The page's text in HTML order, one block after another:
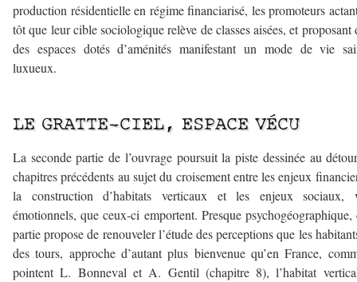
production résidentielle en régime financiarisé, les promoteurs
tôt que leur cible sociologique relève de classes aisées, et proposant
des espaces dotés d’aménités manifestant un mode de vie
luxueux.
LE GRATTE-CIEL, ESPACE VÉCU
La seconde partie de l’ouvrage poursuit la piste dessinée au
chapitres précédents au sujet du croisement entre les enjeux
la construction d’habitats verticaux et les enjeux sociaux,
émotionnels, que ceux-ci emportent. Presque psychogéographique,
partie propose de renouveler l’étude des perceptions que les
des tours, approche d’autant plus bienvenue qu’en France,
pointent L. Bonneval et A. Gentil (chapitre 8), l’habitat